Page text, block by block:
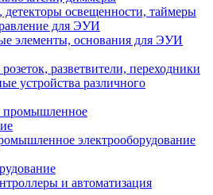
освещенности, таймеры
для ЭУИ
элементы, основания для ЭУИ
разветвители, переходники
устройства различного
электрооборудование
и автоматизация